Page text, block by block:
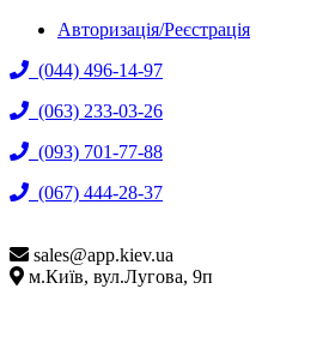
Авторизація/Реєстрація
(044) 496-14-97
(063) 233-03-26
(093) 701-77-88
(067) 444-28-37
sales@app.kiev.ua
м.Київ, вул.Лугова, 9п